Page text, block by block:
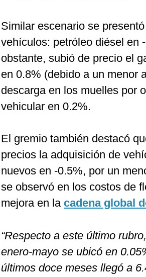
Similar escenario se
vehículos: petróleo diésel en
obstante, subió de precio el
en 0.8% (debido a un menor
descarga en los muelles por
vehicular en 0.2%.
El gremio también destacó
precios la adquisición de
nuevos en -0.5%, por un
se observó en los costos de
mejora en la cadena global
“Respecto a este último
enero-mayo se ubicó en
últimos doce meses llegó a